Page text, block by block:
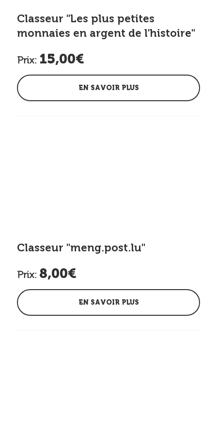
Classeur "Les plus petites
monnaies en argent de l'histoire"
Prix: 15,00€
EN SAVOIR PLUS
Classeur "meng.post.lu"
Prix: 8,00€
EN SAVOIR PLUS